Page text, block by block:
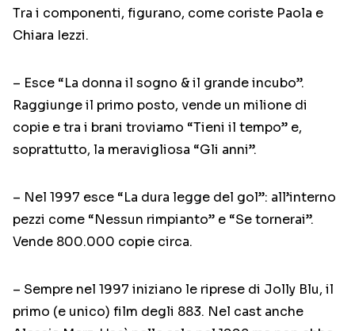
Tra i componenti, figurano, come coriste Paola e
Chiara Iezzi.
– Esce “La donna il sogno & il grande incubo”.
Raggiunge il primo posto, vende un milione di
copie e tra i brani troviamo “Tieni il tempo” e,
soprattutto, la meravigliosa “Gli anni”.
– Nel 1997 esce “La dura legge del gol”: all’interno
pezzi come “Nessun rimpianto” e “Se tornerai”.
Vende 800.000 copie circa.
– Sempre nel 1997 iniziano le riprese di Jolly Blu, il
primo (e unico) film degli 883. Nel cast anche